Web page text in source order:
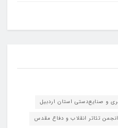
و صنایع‌دستی استان اردبیل
انجمن تئاتر انقلاب و دفاع مقدس